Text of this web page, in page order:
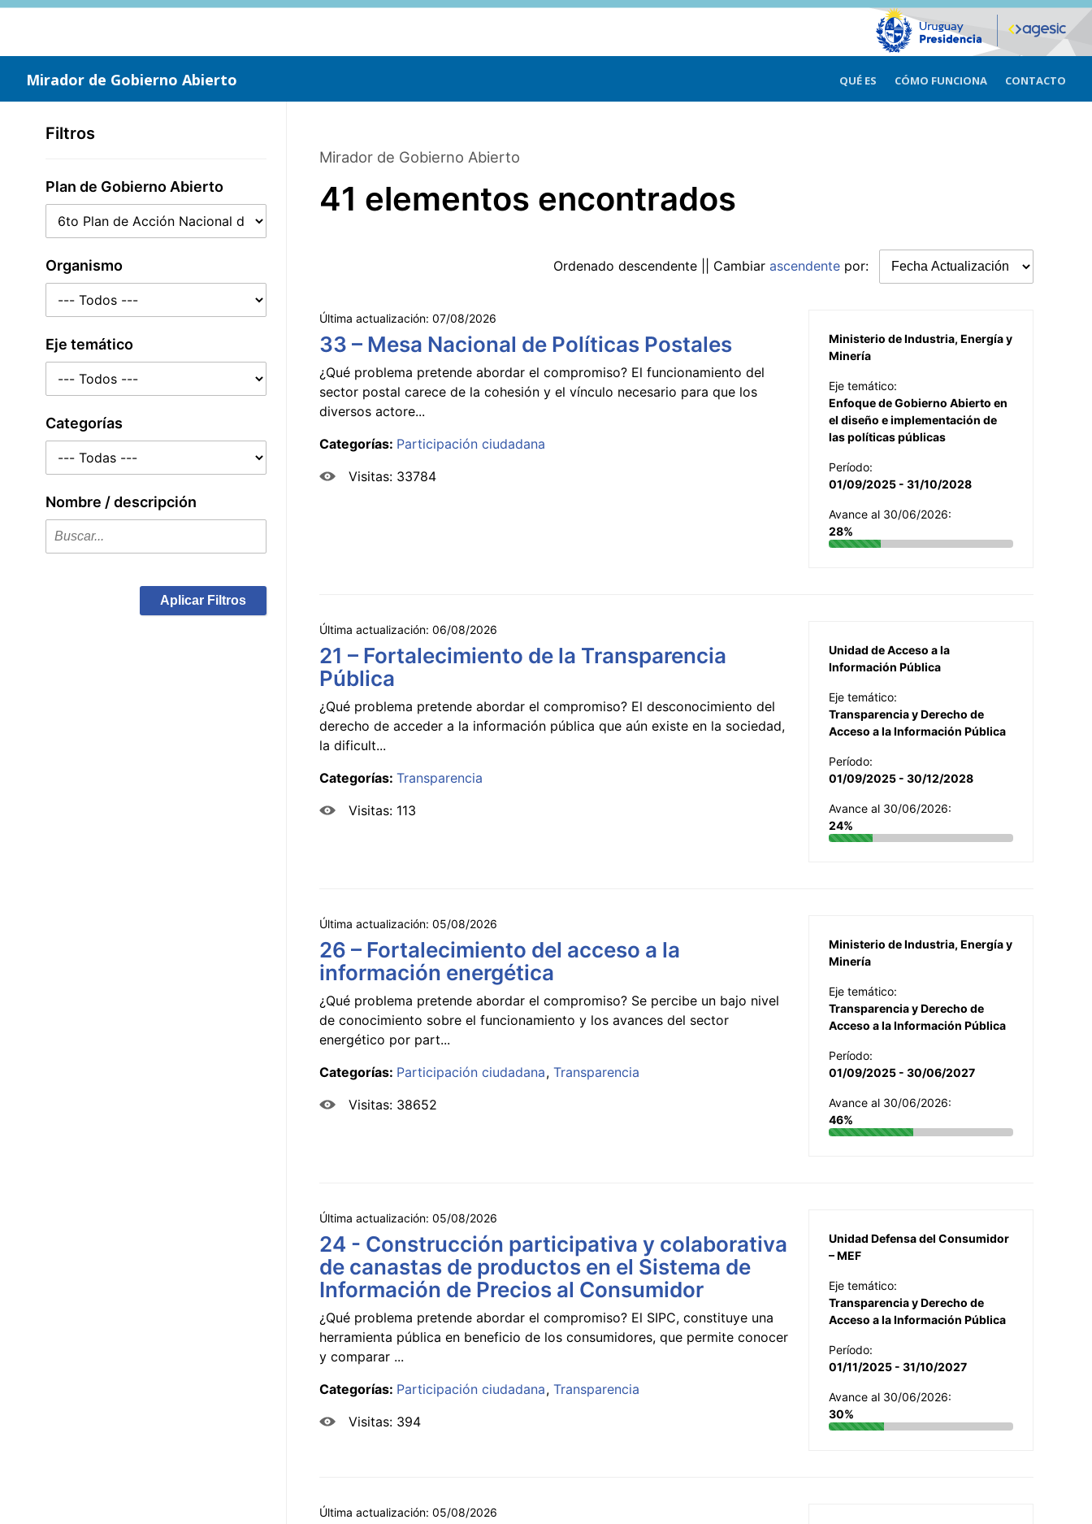
Saltar
Mirador de Gobierno Abierto QUÉ ES CÓMO FUNCIONA CONTACTO
Filtros
Plan de Gobierno Abierto
Organismo
Eje temático
Categorías
Nombre / descripción
Aplicar Filtros
Mirador de Gobierno Abierto
41 elementos encontrados
Ordenado descendente || Cambiar ascendente por:
Última actualización: 07/08/2026
33 – Mesa Nacional de Políticas Postales
¿Qué problema pretende abordar el compromiso? El funcionamiento del
sector postal carece de la cohesión y el vínculo necesario para que los
diversos actore...
Categorías: Participación ciudadana
Visitas: 33784
Ministerio de Industria, Energía y
Minería
Eje temático:
Enfoque de Gobierno Abierto en
el diseño e implementación de
las políticas públicas
Período:
01/09/2025 - 31/10/2028
Avance al 30/06/2026:
28%
Última actualización: 06/08/2026
21 – Fortalecimiento de la Transparencia
Pública
¿Qué problema pretende abordar el compromiso? El desconocimiento del
derecho de acceder a la información pública que aún existe en la sociedad,
la dificult...
Categorías: Transparencia
Visitas: 113
Unidad de Acceso a la
Información Pública
Eje temático:
Transparencia y Derecho de
Acceso a la Información Pública
Período:
01/09/2025 - 30/12/2028
Avance al 30/06/2026:
24%
Última actualización: 05/08/2026
26 – Fortalecimiento del acceso a la
información energética
¿Qué problema pretende abordar el compromiso? Se percibe un bajo nivel
de conocimiento sobre el funcionamiento y los avances del sector
energético por part...
Categorías: Participación ciudadana Transparencia
Visitas: 38652
Ministerio de Industria, Energía y
Minería
Eje temático:
Transparencia y Derecho de
Acceso a la Información Pública
Período:
01/09/2025 - 30/06/2027
Avance al 30/06/2026:
46%
Última actualización: 05/08/2026
24 - Construcción participativa y colaborativa
de canastas de productos en el Sistema de
Información de Precios al Consumidor
¿Qué problema pretende abordar el compromiso? El SIPC, constituye una
herramienta pública en beneficio de los consumidores, que permite conocer
y comparar ...
Categorías: Participación ciudadana Transparencia
Visitas: 394
Unidad Defensa del Consumidor
– MEF
Eje temático:
Transparencia y Derecho de
Acceso a la Información Pública
Período:
01/11/2025 - 31/10/2027
Avance al 30/06/2026:
30%
Última actualización: 05/08/2026